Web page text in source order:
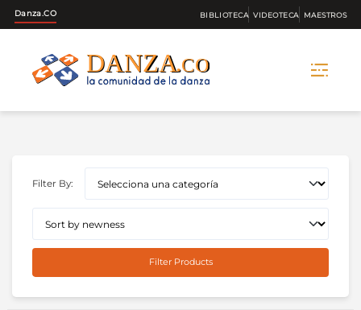
Danza.CO BIBLIOTECA VIDEOTECA MAESTROS
Filter By:
Filter Products